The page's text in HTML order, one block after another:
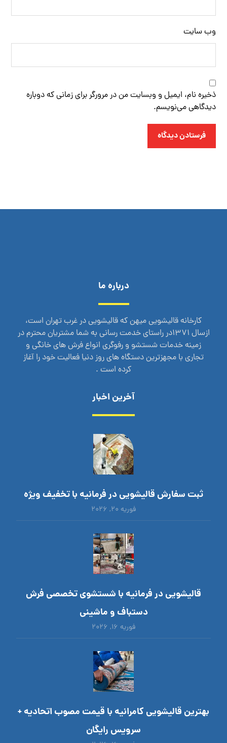
وب‌ سایت
ذخیره نام، ایمیل و وبسایت من در مرورگر برای زمانی که دوباره
دیدگاهی می‌نویسم.
فرستادن دیدگاه
درباره ما
کارخانه قالیشویی میهن که قالیشویی در غرب تهران است،
ازسال 1371در راستای خدمت رسانی به شما مشتریان محترم در
زمینه خدمات شستشو و رفوگری انواع فرش های خانگی و
تجاری با مجهزترین دستگاه های روز دنیا فعالیت خود را آغاز
کرده است .
آخرین اخبار
ثبت سفارش قالیشویی در فرمانیه با تخفیف ویژه
فوریه ۲۰, ۲۰۲۶
قالیشویی در فرمانیه با شستشوی تخصصی فرش
دستباف و ماشینی
فوریه ۱۶, ۲۰۲۶
بهترین قالیشویی کامرانیه با قیمت مصوب اتحادیه +
سرویس رایگان